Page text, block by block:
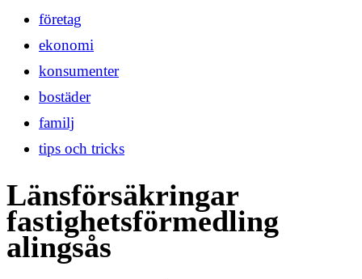
företag
ekonomi
konsumenter
bostäder
familj
tips och tricks
Länsförsäkringar
fastighetsförmedling
alingsås